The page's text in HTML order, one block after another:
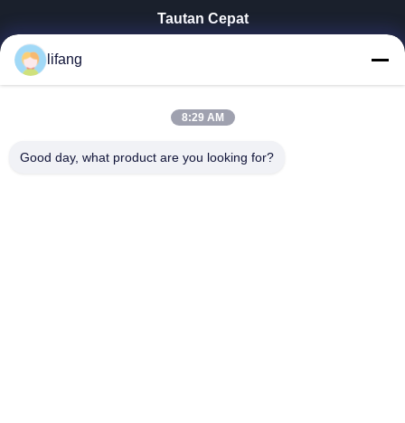
Tautan Cepat
Wisata Pabrik
Hubungi Kami
lifang
8:29 AM
Good day, what product are you looking for?